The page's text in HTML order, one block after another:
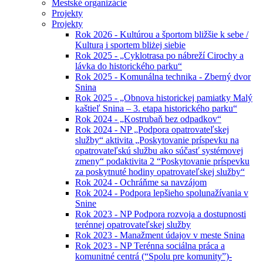
Mestské organizácie
Projekty
Projekty
Rok 2026 - Kultúrou a športom bližšie k sebe /
Kulturą i sportem bliżej siebie
Rok 2025 - „Cyklotrasa po nábreží Cirochy a
lávka do historického parku“
Rok 2025 - Komunálna technika - Zberný dvor
Snina
Rok 2025 - „Obnova historickej pamiatky Malý
kaštieľ Snina – 3. etapa historického parku“
Rok 2024 - „Kostrubaň bez odpadkov“
Rok 2024 - NP „Podpora opatrovateľskej
služby“ aktivita „Poskytovanie príspevku na
opatrovateľskú službu ako súčasť systémovej
zmeny“ podaktivita 2 “Poskytovanie príspevku
za poskytnuté hodiny opatrovateľskej služby“
Rok 2024 - Ochráňme sa navzájom
Rok 2024 - Podpora lepšieho spolunažívania v
Snine
Rok 2023 - NP Podpora rozvoja a dostupnosti
terénnej opatrovateľskej služby
Rok 2023 - Manažment údajov v meste Snina
Rok 2023 - NP Terénna sociálna práca a
komunitné centrá (“Spolu pre komunity”)-